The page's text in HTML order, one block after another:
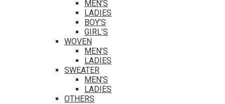
MEN’S
LADIES
BOY’S
GIRL’S
WOVEN
MEN’S
LADIES
SWEATER
MEN’S
LADIES
OTHERS